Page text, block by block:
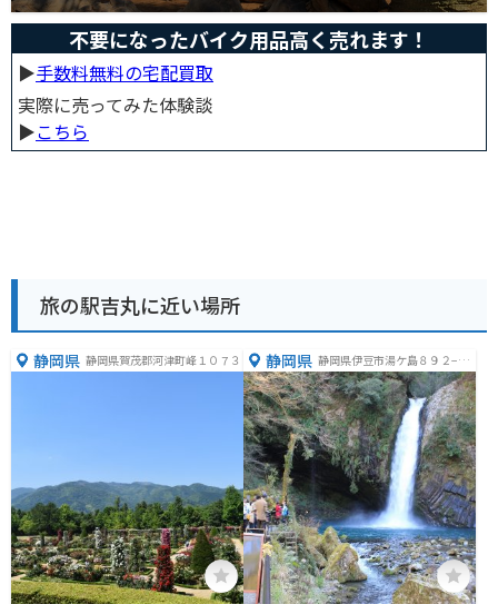
不要になったバイク用品高く売れます！
▶︎手数料無料の宅配買取
実際に売ってみた体験談
▶︎こちら
旅の駅吉丸に近い場所
静岡県 静岡県賀茂郡河津町峰１０７３ 静岡県 静岡県伊豆市湯ケ島８９２−１
４